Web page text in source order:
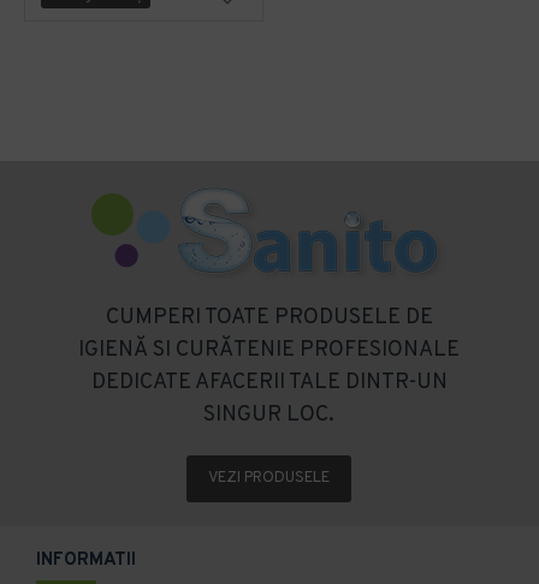
CUMPERI TOATE PRODUSELE DE
IGIENĂ SI CURĂTENIE PROFESIONALE
DEDICATE AFACERII TALE DINTR-UN
SINGUR LOC.
VEZI PRODUSELE
INFORMATII